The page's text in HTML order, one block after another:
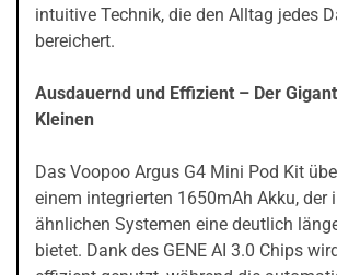
intuitive Technik, die den Alltag jedes
bereichert.
Ausdauernd und Effizient – Der
Kleinen
Das Voopoo Argus G4 Mini Pod Kit
einem integrierten 1650mAh Akku, der
ähnlichen Systemen eine deutlich
bietet. Dank des GENE AI 3.0 Chips